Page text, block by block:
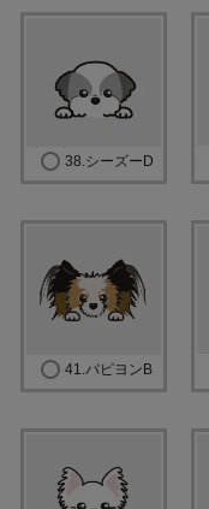
38.シーズーD
41.パピヨンB